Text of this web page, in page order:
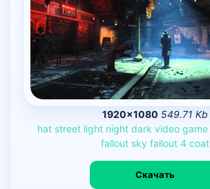
1920×1080 549.71 Kb
hat street light night dark video game
fallout sky fallout 4 coat
Скачать